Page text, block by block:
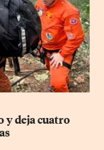
y deja cuatro